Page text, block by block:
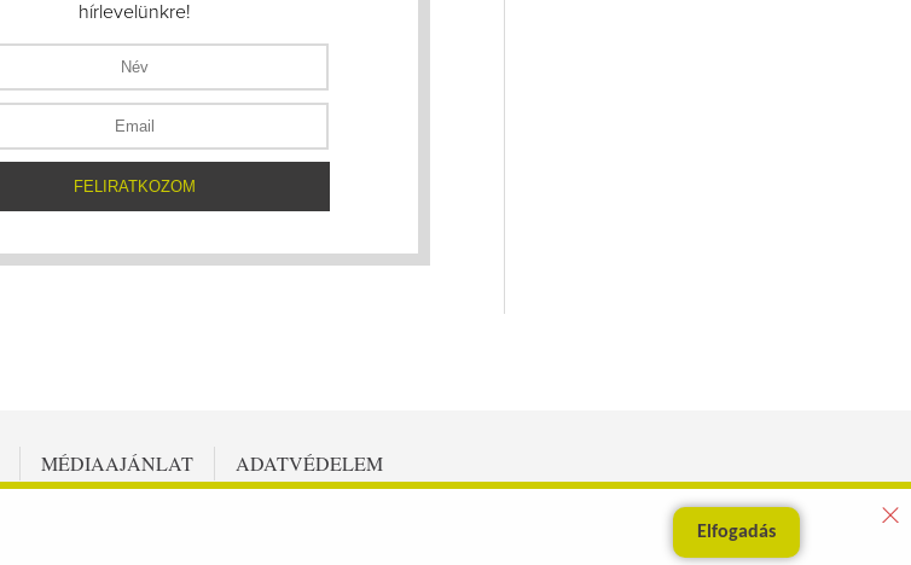
hírlevelünkre!
MÉDIAAJÁNLAT ADATVÉDELEM
Elfogadás